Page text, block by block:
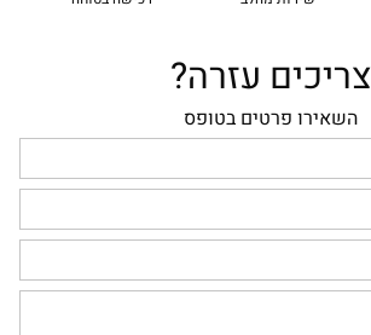
צריכים עזרה?
השאירו פרטים בטופס